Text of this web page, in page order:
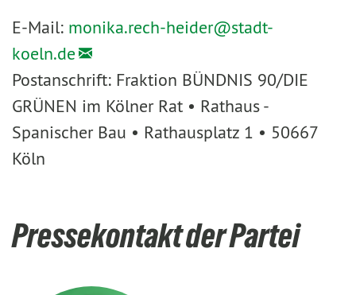
E-Mail: monika.rech-heider@stadt-
koeln.de
Postanschrift: Fraktion BÜNDNIS 90/DIE
GRÜNEN im Kölner Rat • Rathaus -
Spanischer Bau • Rathausplatz 1 • 50667
Köln
Pressekontakt der Partei